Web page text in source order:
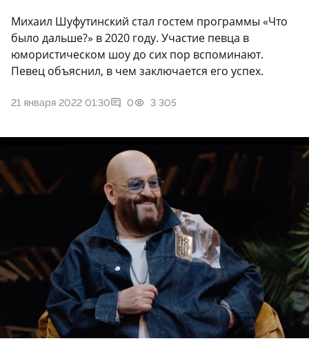
Михаил Шуфутинский стал гостем программы «Что
было дальше?» в 2020 году. Участие певца в
юмористическом шоу до сих пор вспоминают.
Певец объяснил, в чем заключается его успех.
21 января 2022 01:30 0 3 305